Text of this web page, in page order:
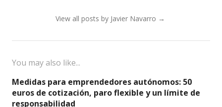
View all posts by Javier Navarro →
You may also like...
Medidas para emprendedores autónomos: 50
euros de cotización, paro flexible y un límite de
responsabilidad